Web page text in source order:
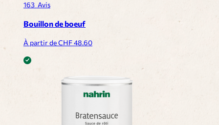
163 Avis
Bouillon de boeuf
À partir de CHF48.60